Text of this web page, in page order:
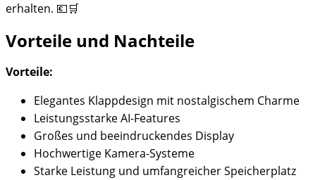
erhalten. 💶🛒
Vorteile und Nachteile
Vorteile:
Elegantes Klappdesign mit nostalgischem Charme
Leistungsstarke AI-Features
Großes und beeindruckendes Display
Hochwertige Kamera-Systeme
Starke Leistung und umfangreicher Speicherplatz